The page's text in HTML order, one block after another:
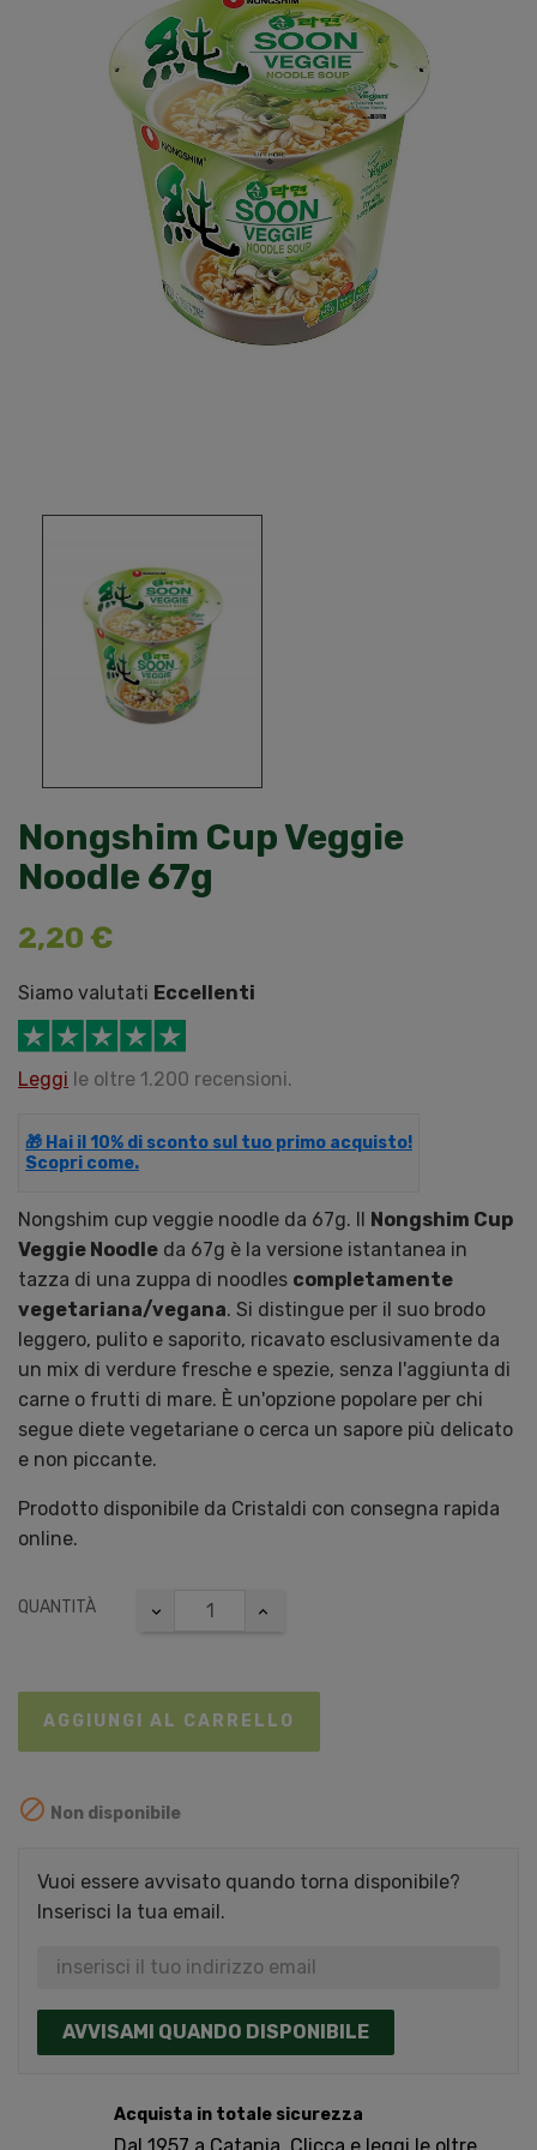
Nongshim Cup Veggie
Noodle 67g
2,20 €
Siamo valutati Eccellenti
Leggi le oltre 1.200 recensioni.
🎁 Hai il 10% di sconto sul tuo primo acquisto!
Scopri come.
Nongshim cup veggie noodle da 67g. Il Nongshim Cup
Veggie Noodle da 67g è la versione istantanea in
tazza di una zuppa di noodles completamente
vegetariana/vegana. Si distingue per il suo brodo
leggero, pulito e saporito, ricavato esclusivamente da
un mix di verdure fresche e spezie, senza l'aggiunta di
carne o frutti di mare. È un'opzione popolare per chi
segue diete vegetariane o cerca un sapore più delicato
e non piccante.
Prodotto disponibile da Cristaldi con consegna rapida
online.
QUANTITÀ
AGGIUNGI AL CARRELLO
 Non disponibile
Vuoi essere avvisato quando torna disponibile?
Inserisci la tua email.
AVVISAMI QUANDO DISPONIBILE
Acquista in totale sicurezza